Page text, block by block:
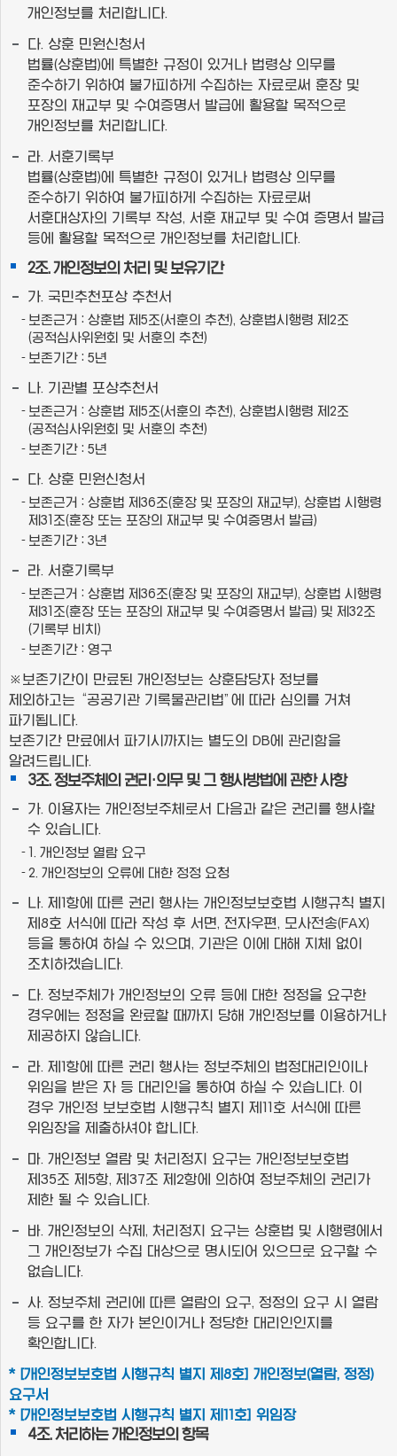
개인정보를 처리합니다.
다. 상훈 민원신청서
법률(상훈법)에 특별한 규정이 있거나 법령상 의무를
준수하기 위하여 불가피하게 수집하는 자료로써 훈장 및
포장의 재교부 및 수여증명서 발급에 활용할 목적으로
개인정보를 처리합니다.
라. 서훈기록부
법률(상훈법)에 특별한 규정이 있거나 법령상 의무를
준수하기 위하여 불가피하게 수집하는 자료로써
서훈대상자의 기록부 작성, 서훈 재교부 및 수여 증명서 발급
등에 활용할 목적으로 개인정보를 처리합니다.
2조. 개인정보의 처리 및 보유기간
가. 국민추천포상 추천서
보존근거 : 상훈법 제5조(서훈의 추천), 상훈법시행령 제2조
(공적심사위원회 및 서훈의 추천)
보존기간 : 5년
나. 기관별 포상추천서
보존근거 : 상훈법 제5조(서훈의 추천), 상훈법시행령 제2조
(공적심사위원회 및 서훈의 추천)
보존기간 : 5년
다. 상훈 민원신청서
보존근거 : 상훈법 제36조(훈장 및 포장의 재교부), 상훈법 시행령
제31조(훈장 또는 포장의 재교부 및 수여증명서 발급)
보존기간 : 3년
라. 서훈기록부
보존근거 : 상훈법 제36조(훈장 및 포장의 재교부), 상훈법 시행령
제31조(훈장 또는 포장의 재교부 및 수여증명서 발급) 및 제32조
(기록부 비치)
보존기간 : 영구
※보존기간이 만료된 개인정보는 상훈담당자 정보를
제외하고는 “공공기관 기록물관리법”에 따라 심의를 거쳐
파기됩니다.
보존기간 만료에서 파기시까지는 별도의 DB에 관리함을
알려드립니다.
3조. 정보주체의 권리·의무 및 그 행사방법에 관한 사항
가. 이용자는 개인정보주체로서 다음과 같은 권리를 행사할
수 있습니다.
1. 개인정보 열람 요구
2. 개인정보의 오류에 대한 정정 요청
나. 제1항에 따른 권리 행사는 개인정보보호법 시행규칙 별지
제8호 서식에 따라 작성 후 서면, 전자우편, 모사전송(FAX)
등을 통하여 하실 수 있으며, 기관은 이에 대해 지체 없이
조치하겠습니다.
다. 정보주체가 개인정보의 오류 등에 대한 정정을 요구한
경우에는 정정을 완료할 때까지 당해 개인정보를 이용하거나
제공하지 않습니다.
라. 제1항에 따른 권리 행사는 정보주체의 법정대리인이나
위임을 받은 자 등 대리인을 통하여 하실 수 있습니다. 이
경우 개인정 보보호법 시행규칙 별지 제11호 서식에 따른
위임장을 제출하셔야 합니다.
마. 개인정보 열람 및 처리정지 요구는 개인정보보호법
제35조 제5항, 제37조 제2항에 의하여 정보주체의 권리가
제한 될 수 있습니다.
바. 개인정보의 삭제, 처리정지 요구는 상훈법 및 시행령에서
그 개인정보가 수집 대상으로 명시되어 있으므로 요구할 수
없습니다.
사. 정보주체 권리에 따른 열람의 요구, 정정의 요구 시 열람
등 요구를 한 자가 본인이거나 정당한 대리인인지를
확인합니다.
* [개인정보보호법 시행규칙 별지 제8호] 개인정보(열람, 정정)
요구서
* [개인정보보호법 시행규칙 별지 제11호] 위임장
4조. 처리하는 개인정보의 항목